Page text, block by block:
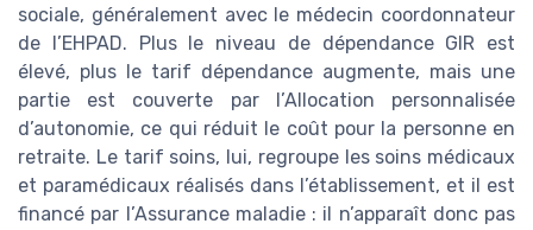
sociale, généralement avec le médecin coordonnateur
de l’EHPAD. Plus le niveau de dépendance GIR est
élevé, plus le tarif dépendance augmente, mais une
partie est couverte par l’Allocation personnalisée
d’autonomie, ce qui réduit le coût pour la personne en
retraite. Le tarif soins, lui, regroupe les soins médicaux
et paramédicaux réalisés dans l’établissement, et il est
financé par l’Assurance maladie : il n’apparaît donc pas